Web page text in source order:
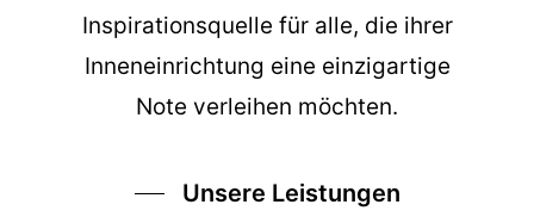
Inspirationsquelle für alle, die ihrer
Inneneinrichtung eine einzigartige
Note verleihen möchten.
Unsere Leistungen